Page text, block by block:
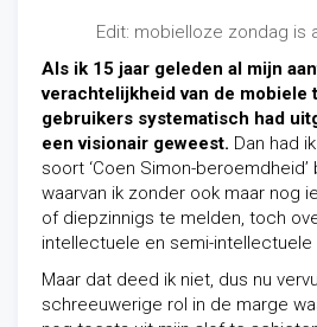
Edit: mobielloze zondag is
Als ik 15 jaar geleden al mijn
verachtelijkheid van de mobiele
gebruikers systematisch had
een visionair geweest. Dan had
soort ‘Coen Simon-
waarvan ik zonder ook maar nog
of diepzinnigs te melden, toch
intellectuele en semi-
Maar dat deed ik niet, dus nu
schreeuwerige rol in de marge